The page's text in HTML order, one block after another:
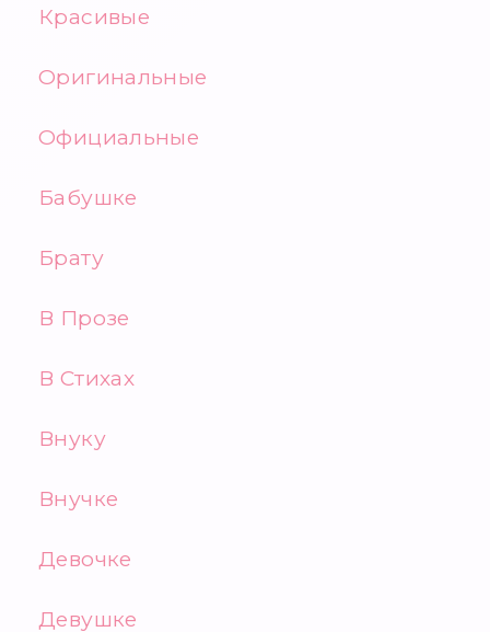
Красивые
Оригинальные
Официальные
Бабушке
Брату
В Прозе
В Стихах
Внуку
Внучке
Девочке
Девушке